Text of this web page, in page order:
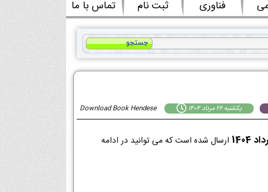
فناوری ثبت نام تماس با ما
Download Book Hendese يكشنبه 26 مرداد 1404
ارسال شده است که می توانید در ادامه